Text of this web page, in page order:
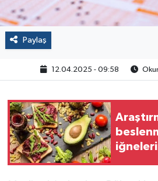
Paylaş
12.04.2025 - 09:58
Yurt
2024 Seçim Sonuçları